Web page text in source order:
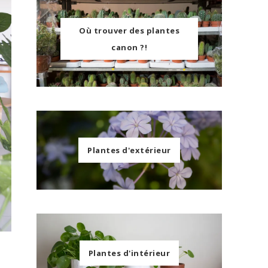
Où trouver des plantes
canon ?!
Plantes d'extérieur
Plantes d'intérieur